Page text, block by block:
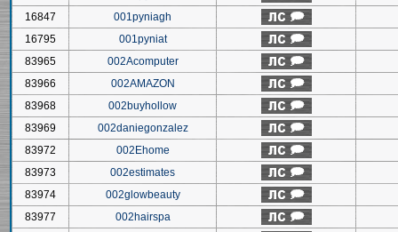
16847
001pyniagh
16795
001pyniat
83965
002Acomputer
83966
002AMAZON
83968
002buyhollow
83969
002daniegonzalez
83972
002Ehome
83973
002estimates
83974
002glowbeauty
83977
002hairspa